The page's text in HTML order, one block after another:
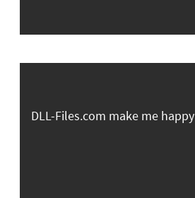
DLL-Files.com make me happy